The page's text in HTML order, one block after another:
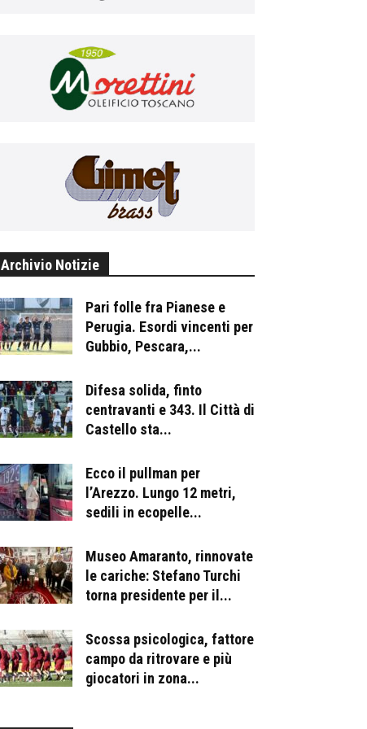
Archivio Notizie
Pari folle fra Pianese e
Perugia. Esordi vincenti per
Gubbio, Pescara,...
Difesa solida, finto
centravanti e 343. Il Città di
Castello sta...
Ecco il pullman per
l’Arezzo. Lungo 12 metri,
sedili in ecopelle...
Museo Amaranto, rinnovate
le cariche: Stefano Turchi
torna presidente per il...
Scossa psicologica, fattore
campo da ritrovare e più
giocatori in zona...